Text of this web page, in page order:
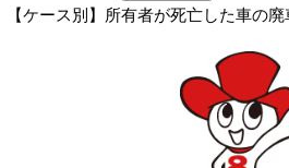
【ケース別】所有者が死亡した車の